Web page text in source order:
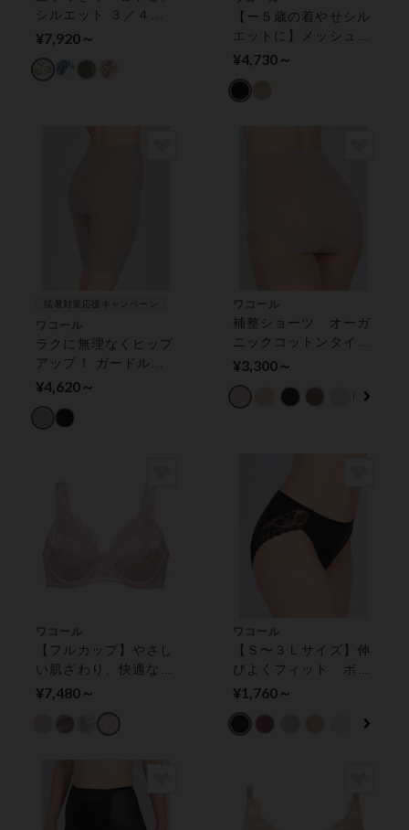
シルエット ３／４カ
ップブラ
¥7,920～
【ー５歳の着やせシル
エットに】メッシュタ
イプ ガードル（ショ
¥4,730～
猛暑対策応援キャンペーン
ワコール
ラクに無理なくヒップ
アップ！ ガードル
（ロング丈）
¥4,620～
ワコール
補整ショーツ オーガ
ニックコットンタイプ
ショーツ
¥3,300～
ワコール
【フルカップ】やさし
い肌ざわり、快適なつ
けごこち フルカップ
¥7,480～
ワコール
【Ｓ〜３Ｌサイズ】伸
びよくフィット ボデ
ィスェード ショーツ
¥1,760～